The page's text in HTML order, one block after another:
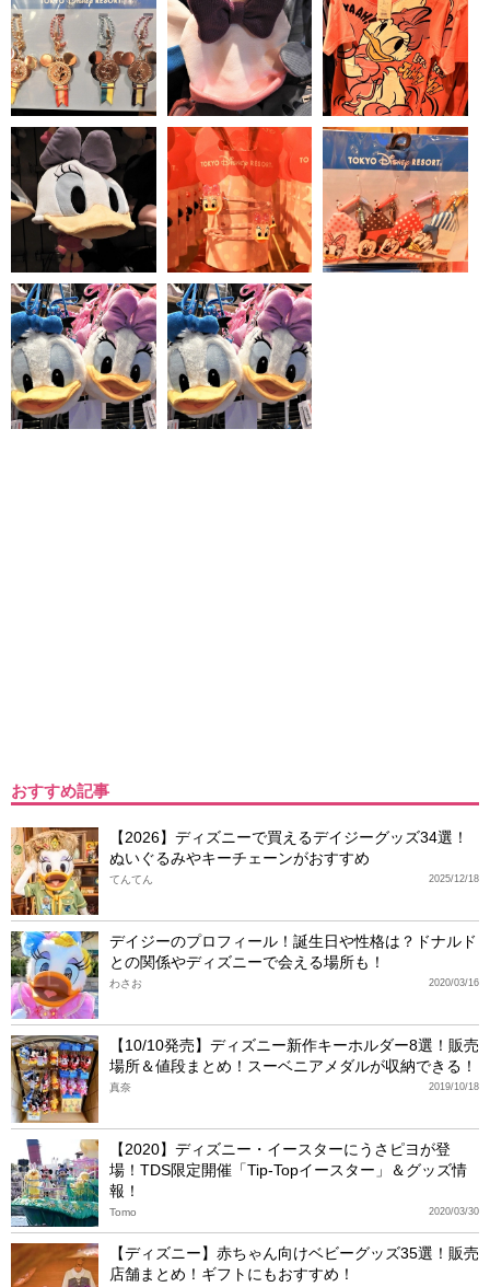
おすすめ記事
【2026】ディズニーで買えるデイジーグッズ34選！
ぬいぐるみやキーチェーンがおすすめ
2025/12/18
てんてん
デイジーのプロフィール！誕生日や性格は？ドナルド
との関係やディズニーで会える場所も！
2020/03/16
わさお
【10/10発売】ディズニー新作キーホルダー8選！販売
場所＆値段まとめ！スーベニアメダルが収納できる！
2019/10/18
真奈
【2020】ディズニー・イースターにうさピヨが登
場！TDS限定開催「Tip-Topイースター」＆グッズ情
報！
2020/03/30
Tomo
【ディズニー】赤ちゃん向けベビーグッズ35選！販売
店舗まとめ！ギフトにもおすすめ！